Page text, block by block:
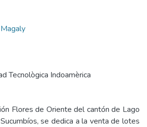
Tecnològica Indoamèrica
Flores de Oriente del cantón de Lago
se dedica a la venta de lotes